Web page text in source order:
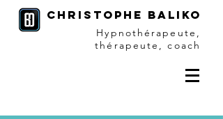
christophe baliko
Hypnothérapeute,
thérapeute, coach